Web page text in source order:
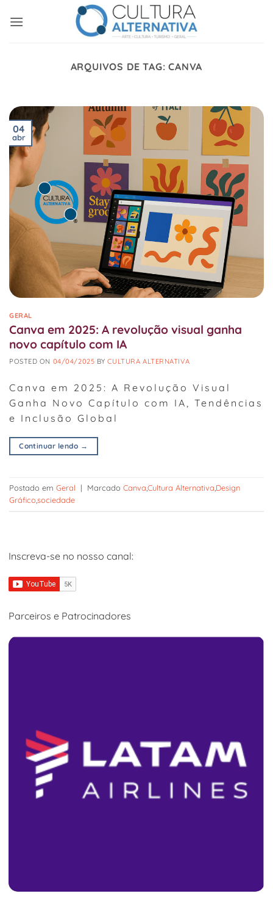
ARQUIVOS DE TAG:CANVA
04
abr
GERAL
Canva em 2025: A revolução visual ganha
novo capítulo com IA
POSTED ON 04/04/2025 BYCULTURA ALTERNATIVA
Canva em 2025: A Revolução Visual
Ganha Novo Capítulo com IA, Tendências
e Inclusão Global
Continuar lendo →
Postado em Geral | Marcado CanvaCultura Alternativa Design
Gráficosociedade
Inscreva-se no nosso canal:
Parceiros e Patrocinadores